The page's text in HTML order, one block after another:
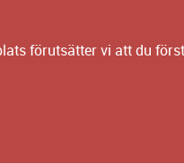
förutsätter vi att du